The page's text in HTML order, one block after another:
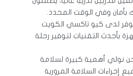
وفي الوقت المحدد.
لدى كيو تاكسي الكويت
بأحدث التقنيات لتوفير رحلة
نولي أهمية كبيرة لسلامة
إجراءات السلامة المرورية